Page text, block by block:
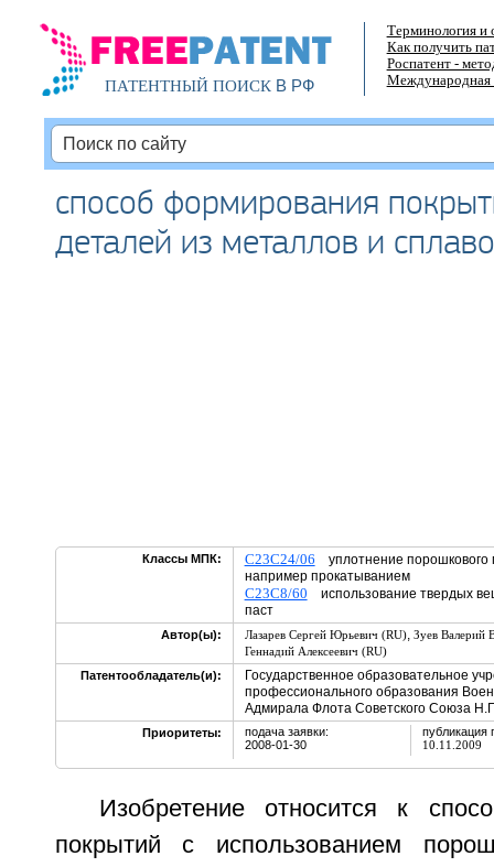
ПАТЕНТНЫЙ ПОИСКВ РФ
Терминология и
Как получить
Роспатент -
Международная
способ формирования
деталей из металлов и
Классы МПК: C23C24/06 уплотнение
например прокатыванием
C23C8/60 использование твердых
паст
Автор(ы): Лазарев Сергей Юрьевич (RU), Зуев Валерий
Геннадий Алексеевич (RU)
Патентообладатель(и):
Государственное образовательное
профессионального образования
Адмирала Флота Советского Союза
Приоритеты:
подача заявки:
2008-01-30
публикация
10.11.2009
Изобретение относится к
покрытий с использованием